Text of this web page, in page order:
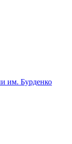
им. Бурденко